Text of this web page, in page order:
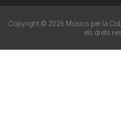
Copyright © 2026 Músics per la
els drets